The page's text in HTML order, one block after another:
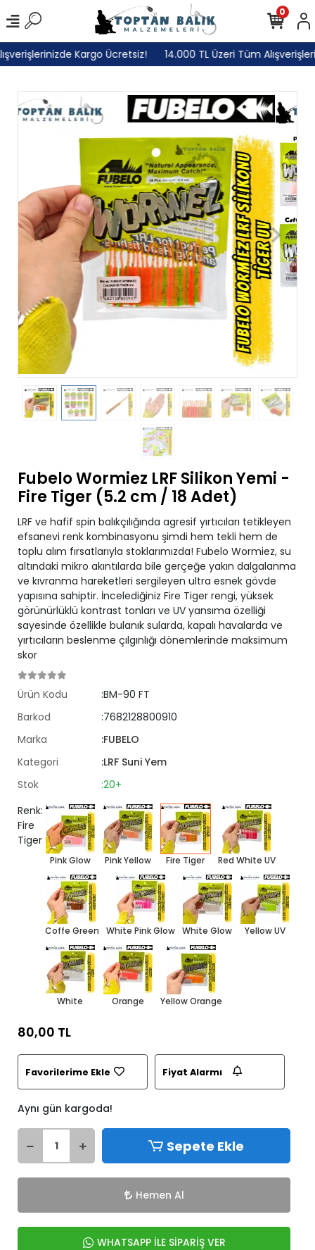
Kargo Ücretsiz! 14.000 TL Üzeri Tüm
0
Fubelo Wormiez LRF Silikon Yemi -
Fire Tiger (5.2 cm / 18 Adet)
LRF ve hafif spin balıkçılığında agresif yırtıcıları tetikleyen
efsanevi renk kombinasyonu şimdi hem tekli hem de
toplu alım fırsatlarıyla stoklarımızda! Fubelo Wormiez, su
altındaki mikro akıntılarda bile gerçeğe yakın dalgalanma
ve kıvranma hareketleri sergileyen ultra esnek gövde
yapısına sahiptir. İncelediğiniz Fire Tiger rengi, yüksek
görünürlüklü kontrast tonları ve UV yansıma özelliği
sayesinde özellikle bulanık sularda, kapalı havalarda ve
yırtıcıların beslenme çılgınlığı dönemlerinde maksimum
skor
Ürün Kodu
:BM-90 FT
Barkod
:7682128800910
Marka
:FUBELO
Kategori
:LRF Suni Yem
Stok
:20+
Renk:
Fire
Tiger
Pink Glow Pink Yellow Fire Tiger Red White UV
Coffe Green White Pink Glow White Glow Yellow UV
White Orange Yellow Orange
80,00 TL
Favorilerime Ekle Fiyat Alarmı
Aynı gün kargoda!
Sepete Ekle
Hemen Al
WHATSAPP İLE SİPARİŞ VER